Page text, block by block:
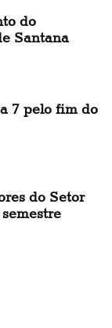
do
Santana
7 pelo fim do
do Setor